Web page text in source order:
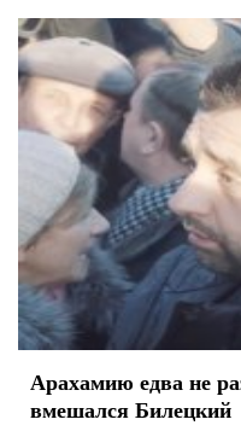
Арахамию едва не
вмешался Билецкий